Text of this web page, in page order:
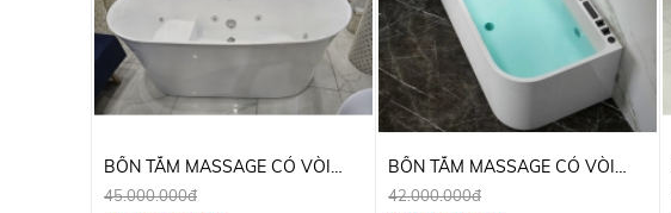
BỒN TẮM MASSAGE CÓ VÒI
1600X760X650CM
45.000.000đ
BỒN TẮM MASSAGE CÓ VÒI
1500x750x660CM -GH-8014
42.000.000đ